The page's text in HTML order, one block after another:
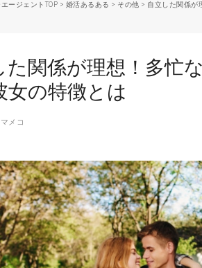
ージェントTOP > 婚活あるある > その他 > 自立した関係が
た関係が理想！多忙
女の特徴とは
マメコ